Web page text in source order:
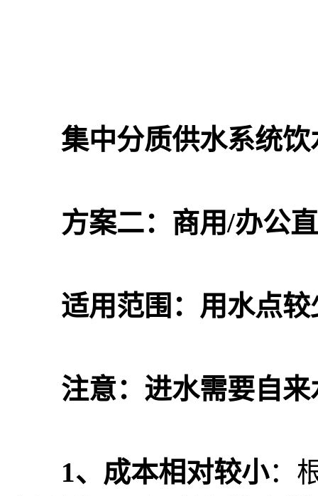
集中分质供水系统
方案二：商用/办公
适用范围：用水点
注意：进水需要自来
1、成本相对较小：